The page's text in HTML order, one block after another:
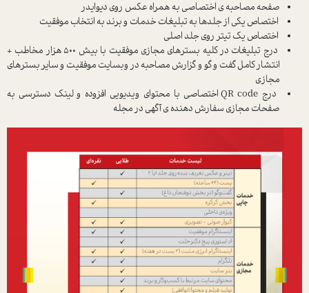
صفحه مصاحبه ی اختصاصی به همراه عکس روی دیوایدر
اختصاص یکی از جلدها به تبلیغات خدمات و برند به انتخاب موفقیت
اختصاص یک تیتر روی جلد اصلی
درج تبلیغات در کلیه بسترهای مجازی موفقیت با بیش ۵۰۰ هزار مخاطب +
انتشار کامل گفت و گو و گزارش مصاحبه در وبسایت موفقیت و سایر بسترهای
مجازی
درج QR code اختصاصی با محتوای ویدیویی افزوده و لینک دسترسی به
صفحات مجازی سفارش دهنده ی آگهی در مجله